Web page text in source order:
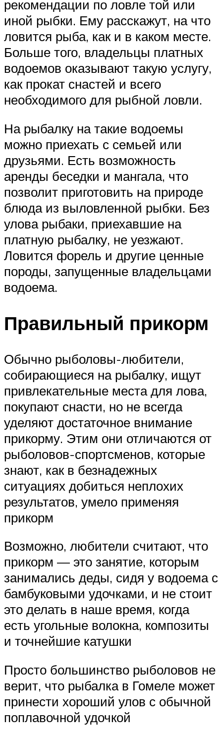
рекомендации по ловле той или
иной рыбки. Ему расскажут, на что
ловится рыба, как и в каком месте.
Больше того, владельцы платных
водоемов оказывают такую услугу,
как прокат снастей и всего
необходимого для рыбной ловли.
На рыбалку на такие водоемы
можно приехать с семьей или
друзьями. Есть возможность
аренды беседки и мангала, что
позволит приготовить на природе
блюда из выловленной рыбки. Без
улова рыбаки, приехавшие на
платную рыбалку, не уезжают.
Ловится форель и другие ценные
породы, запущенные владельцами
водоема.
Правильный прикорм
Обычно рыболовы-любители,
собирающиеся на рыбалку, ищут
привлекательные места для лова,
покупают снасти, но не всегда
уделяют достаточное внимание
прикорму. Этим они отличаются от
рыболовов-спортсменов, которые
знают, как в безнадежных
ситуациях добиться неплохих
результатов, умело применяя
прикорм
Возможно, любители считают, что
прикорм — это занятие, которым
занимались деды, сидя у водоема с
бамбуковыми удочками, и не стоит
это делать в наше время, когда
есть угольные волокна, композиты
и точнейшие катушки
Просто большинство рыболовов не
верит, что рыбалка в Гомеле может
принести хороший улов с обычной
поплавочной удочкой